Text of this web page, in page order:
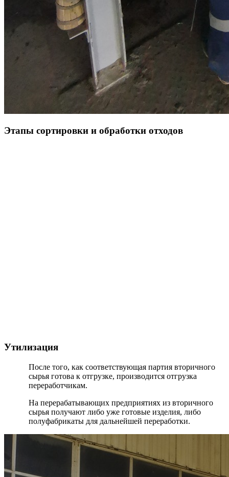
Этапы сортировки и обработки отходов
Утилизация
После того, как соответствующая партия вторичного
сырья готова к отгрузке, производится отгрузка
переработчикам.
На перерабатывающих предприятиях из вторичного
сырья получают либо уже готовые изделия, либо
полуфабрикаты для дальнейшей переработки.